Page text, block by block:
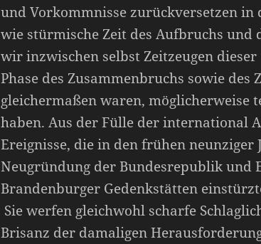
und Vorkommnisse zurückversetzen
wie stürmische Zeit des Aufbruchs und
wir inzwischen selbst Zeitzeugen
Phase des Zusammenbruchs sowie des
gleichermaßen waren, möglicherweise
haben. Aus der Fülle der international
Ereignisse, die in den frühen neunziger
Neugründung der Bundesrepublik und
Brandenburger Gedenkstätten
Sie werfen gleichwohl scharfe
Brisanz der damaligen